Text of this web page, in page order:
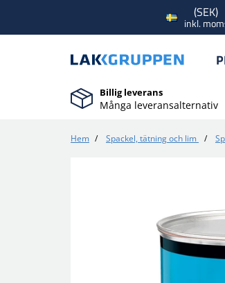
(SEK)
inkl.
Billig leverans
Många leveransalternativ
Hem / Spackel, tätning och lim /